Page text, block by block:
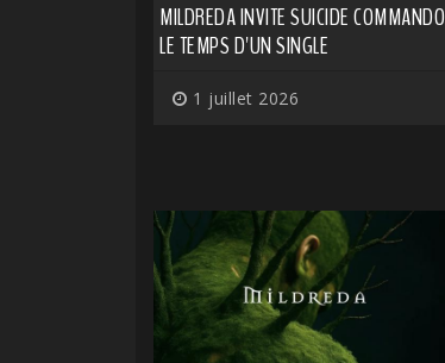
MILDREDA INVITE SUICIDE COMMANDO
LE TEMPS D'UN SINGLE
1 juillet 2026